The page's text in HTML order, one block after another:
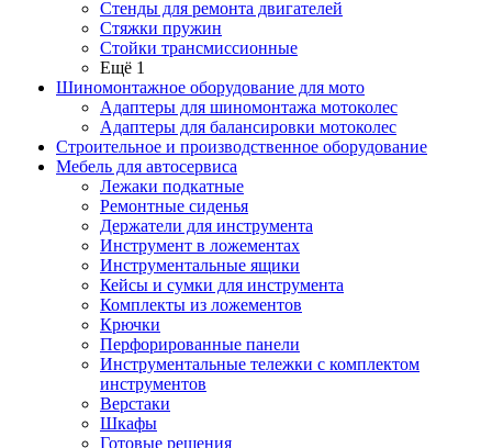
Стенды для ремонта двигателей
Стяжки пружин
Стойки трансмиссионные
Ещё 1
Шиномонтажное оборудование для мото
Адаптеры для шиномонтажа мотоколес
Адаптеры для балансировки мотоколес
Строительное и производственное оборудование
Мебель для автосервиса
Лежаки подкатные
Ремонтные сиденья
Держатели для инструмента
Инструмент в ложементах
Инструментальные ящики
Кейсы и сумки для инструмента
Комплекты из ложементов
Крючки
Перфорированные панели
Инструментальные тележки с комплектом
инструментов
Верстаки
Шкафы
Готовые решения